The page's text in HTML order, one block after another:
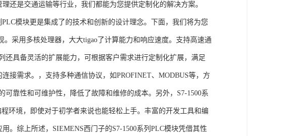
还是交通运输等行业，我们都能为您提供定制化的解决方案。
模块更是集成了的技术和创新的设计理念。下面，我们将为您
采用多核处理器，大大tigao了计算能力和响应速度。支持高速通
还具备灵活的扩展能力，可根据客户需求进行定制化扩展，满足
接需求。，支持多种通信协议，如PROFINET、MODBUS等，方
靠性和可维护性，降低了故障和维修的成本。另外，S7-1500系
环境，即使对于初学者来说也能轻松上手。丰富的开发工具和编
。综上所述，SIEMENS西门子的S7-1500系列PLC模块凭借其性